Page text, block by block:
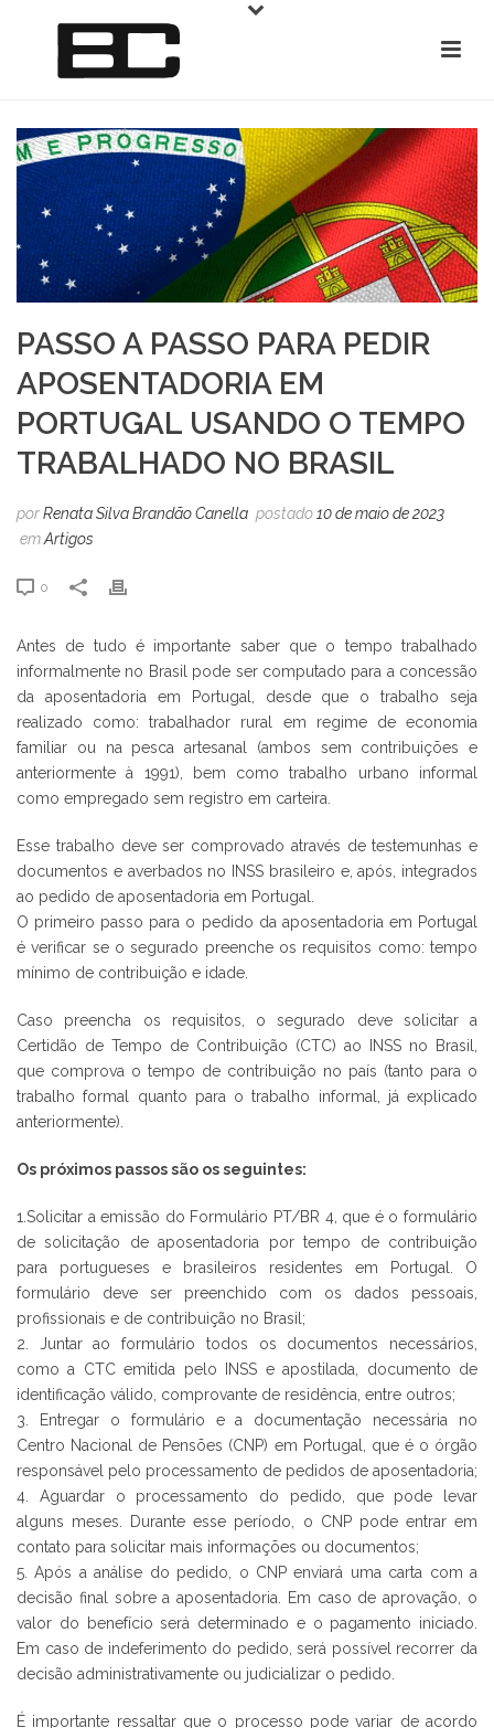
PASSO A PASSO PARA PEDIR
APOSENTADORIA EM
PORTUGAL USANDO O TEMPO
TRABALHADO NO BRASIL
porRenata Silva Brandão Canella postado 10 de maio de 2023
emArtigos
0
Antes de tudo é importante saber que o tempo trabalhado
informalmente no Brasil pode ser computado para a concessão
da aposentadoria em Portugal, desde que o trabalho seja
realizado como: trabalhador rural em regime de economia
familiar ou na pesca artesanal (ambos sem contribuições e
anteriormente à 1991), bem como trabalho urbano informal
como empregado sem registro em carteira.
Esse trabalho deve ser comprovado através de testemunhas e
documentos e averbados no INSS brasileiro e, após, integrados
ao pedido de aposentadoria em Portugal.
O primeiro passo para o pedido da aposentadoria em Portugal
é verificar se o segurado preenche os requisitos como: tempo
mínimo de contribuição e idade.
Caso preencha os requisitos, o segurado deve solicitar a
Certidão de Tempo de Contribuição (CTC) ao INSS no Brasil,
que comprova o tempo de contribuição no país (tanto para o
trabalho formal quanto para o trabalho informal, já explicado
anteriormente).
Os próximos passos são os seguintes:
1.Solicitar a emissão do Formulário PT/BR 4, que é o formulário
de solicitação de aposentadoria por tempo de contribuição
para portugueses e brasileiros residentes em Portugal. O
formulário deve ser preenchido com os dados pessoais,
profissionais e de contribuição no Brasil;
2. Juntar ao formulário todos os documentos necessários,
como a CTC emitida pelo INSS e apostilada, documento de
identificação válido, comprovante de residência, entre outros;
3. Entregar o formulário e a documentação necessária no
Centro Nacional de Pensões (CNP) em Portugal, que é o órgão
responsável pelo processamento de pedidos de aposentadoria;
4. Aguardar o processamento do pedido, que pode levar
alguns meses. Durante esse período, o CNP pode entrar em
contato para solicitar mais informações ou documentos;
5. Após a análise do pedido, o CNP enviará uma carta com a
decisão final sobre a aposentadoria. Em caso de aprovação, o
valor do benefício será determinado e o pagamento iniciado.
Em caso de indeferimento do pedido, será possível recorrer da
decisão administrativamente ou judicializar o pedido.
É importante ressaltar que o processo pode variar de acordo